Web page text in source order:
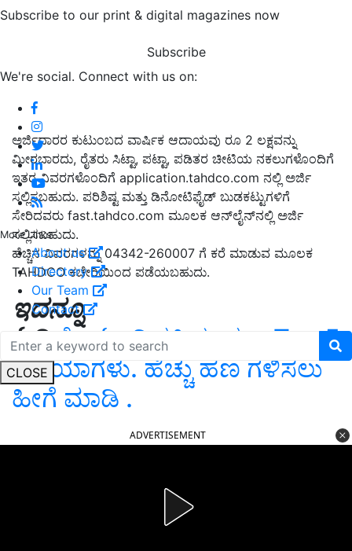
Subscribe to our print & digital magazines now
Subscribe
We're social. Connect with us on:
More Links
About us
Directory
Our Team
Contact
CLOSE
ಅರ್ಜಿದಾರರ ಕುಟುಂಬದ ವಾರ್ಷಿಕ ಆದಾಯವು ರೂ 2 ಲಕ್ಷವನ್ನು
ಮೀರಬಾರದು, ರೈತರು ಸಿಟ್ಟಾ, ಪಟ್ಟಾ, ಪಡಿತರ ಚೀಟಿಯ ನಕಲುಗಳೊಂದಿಗೆ
ಇತರ ವಿವರಗಳೊಂದಿಗೆ application.tahdco.com ನಲ್ಲಿ ಅರ್ಜಿ
ಸಲ್ಲಿಸಬಹುದು. ಪರಿಶಿಷ್ಟ ಮತ್ತು ಡಿನೋಟಿಫೈಡ್ ಬುಡಕಟ್ಟುಗಳಿಗೆ
ಸೇರಿದವರು fast.tahdco.com ಮೂಲಕ ಆನ್‌ಲೈನ್‌ನಲ್ಲಿ ಅರ್ಜಿ
ಸಲ್ಲಿಸಬಹುದು.
ಹೆಚ್ಚಿನ ವಿವರಗಳನ್ನು 04342-260007 ಗೆ ಕರೆ ಮಾಡುವ ಮೂಲಕ
TAHDCO ಕಚೇರಿಯಿಂದ ಪಡೆಯಬಹುದು.
ಇದನ್ನೂ
ಓದಿ:ಕೋಟ್ಯಾಧಿಪತಿಯಾಗಲು Top 5
ಐಡಿಯಾಗಳು. ಹೆಚ್ಚು ಹಣ ಗಳಿಸಲು
ಹೀಗೆ ಮಾಡಿ .
ADVERTISEMENT